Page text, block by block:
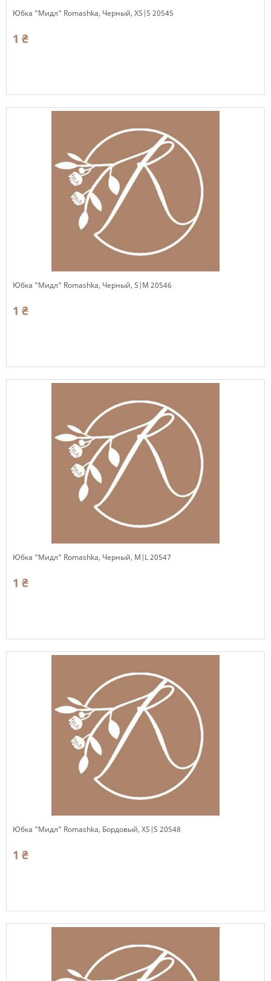
Юбка "Мидл" Romashka, Черный, XS|S 20545
1 ₴
Юбка "Мидл" Romashka, Черный, S|M 20546
1 ₴
Юбка "Мидл" Romashka, Черный, M|L 20547
1 ₴
Юбка "Мидл" Romashka, Бордовый, XS|S 20548
1 ₴